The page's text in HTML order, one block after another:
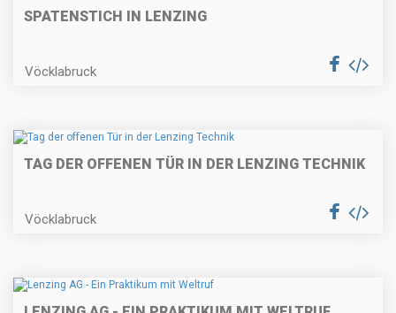
SPATENSTICH IN LENZING
Vöcklabruck
TAG DER OFFENEN TÜR IN DER LENZING TECHNIK
Vöcklabruck